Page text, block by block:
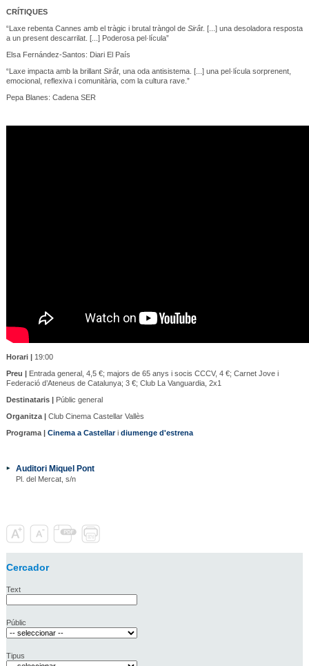
CRÍTIQUES
“Laxe rebenta Cannes amb el tràgic i brutal tràngol de Sirât. [...] una desoladora resposta
a un present descarrilat. [...] Poderosa pel·lícula”
Elsa Fernández-Santos: Diari El País
“Laxe impacta amb la brillant Sirât, una oda antisistema. [...] una pel·lícula sorprenent,
emocional, reflexiva i comunitària, com la cultura rave.”
Pepa Blanes: Cadena SER
Horari |19:00
Preu |Entrada general, 4,5 €; majors de 65 anys i socis CCCV, 4 €; Carnet Jove i
Federació d’Ateneus de Catalunya; 3 €; Club La Vanguardia, 2x1
Destinataris |Públic general
Organitza |Club Cinema Castellar Vallès
Programa | Cinema a Castellari diumenge d'estrena
Auditori Miquel Pont
Pl. del Mercat, s/n
Cercador
Text
Públic
Tipus